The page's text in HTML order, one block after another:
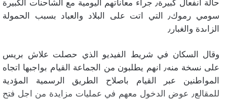
حالة انفعال كبيرة٫ جراء معاناتهم اليومية مع الشاحنات الكبيرة
سومي رموك٫ التي اتت على البلاد والعباد بسبب الحمولة
الزاىدة والغبار٫
وقال السكان في شريط الفيديو الذي حصلت علاش بريس
على نسخة منه٫ انهم يطلبون من الجماعة القيام بواجبها اتجاه
المواطنين عبر القيام باصلاح الطريق الرسمية المؤدية
للمقالع٫ عوض الدخول معهم في عمليات مزايدة من اجل فتح